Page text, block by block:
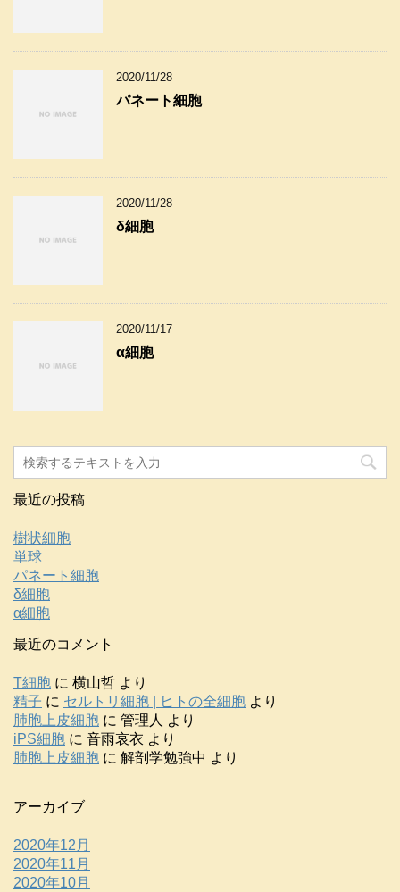
2020/11/28
パネート細胞
2020/11/28
δ細胞
2020/11/17
α細胞
最近の投稿
樹状細胞
単球
パネート細胞
δ細胞
α細胞
最近のコメント
T細胞 に 横山哲 より
精子 に セルトリ細胞 | ヒトの全細胞 より
肺胞上皮細胞 に 管理人 より
iPS細胞 に 音雨哀衣 より
肺胞上皮細胞 に 解剖学勉強中 より
アーカイブ
2020年12月
2020年11月
2020年10月